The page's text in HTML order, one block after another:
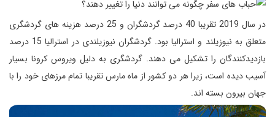
در سال 2019 تقریبا 40 درصد گردشگران و 25 درصد هزینه های گردشگری
متعلق به نیوزیلند و استرالیا بود. گردشگران نیوزیلندی در استرالیا 15 درصد
بازدیدکنندگان را تشکیل می دهند. گردشگری به دلیل ویروس کرونا بسیار
آسیب دیده است، زیرا هر دو کشور از ماه مارس تقریبا تمام مرزهای خود را با
جهان بیرون بسته اند.